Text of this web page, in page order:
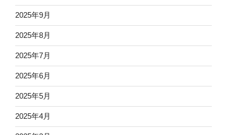
2025年9月
2025年8月
2025年7月
2025年6月
2025年5月
2025年4月